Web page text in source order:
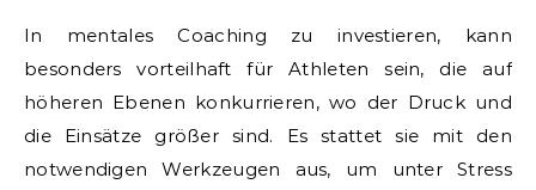
In mentales Coaching zu investieren, kann
besonders vorteilhaft für Athleten sein, die auf
höheren Ebenen konkurrieren, wo der Druck und
die Einsätze größer sind. Es stattet sie mit den
notwendigen Werkzeugen aus, um unter Stress